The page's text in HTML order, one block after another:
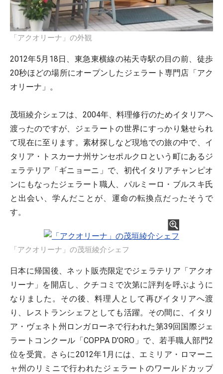
「アクオリーナ」の外観
2012年5月18日、東急東横線の祐天寺駅の目の前、徒歩
20秒ほどの場所にオープンしたジェラート専門店「アク
オリーナ」。
茂垣綾介シェフは、2004年、料理修行のためイタリアへ
渡ったのですが、ジェラートの世界にすっかり魅せられ
て現在に至ります。素材探しなど現地での旅の中で、イ
タリア・トスカーナ州サンセポルクロという町にあるジ
ェラテリア「ギニョーニ」で、初代イタリアチャンピオ
ンにもなったジェラート職人、パルミーロ・ブルスキ氏
と出会い、学んだことが、運命の転換点だったそうで
す。
「アクオリーナ」の茂垣綾介シェフ
日本に帰国後、ネット販売限定でジェラテリア「アクオ
リーナ」を開店し、クチコミで次第に評判を呼ぶように
なりました。その後、料理人として再びイタリアへ渡
り、レストランシェフとしても活躍。その間に、イタリ
ア・ヴェネト州ロンガローネで行われた第39回国際ジェ
ラートコンクール「COPPA D'ORO」で、若手職人部門2
位を受賞。さらに2012年1月には、エミリア・ロマーニ
ャ州のリミニで行われたジェラートのワールドカップ